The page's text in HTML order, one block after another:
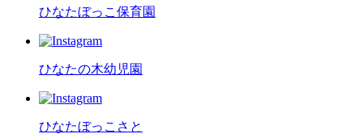
ひなたぼっこ保育園
ひなたの木幼児園
ひなたぼっこさと